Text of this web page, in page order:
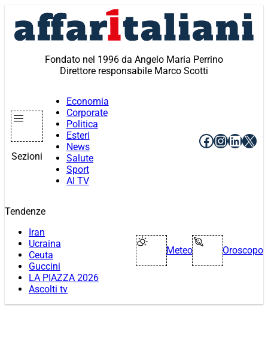
contenuto
Fondato nel 1996 da Angelo Maria Perrino
Direttore responsabile Marco Scotti
Sezioni
Economia
Corporate
Politica
Esteri
News
Salute
Sport
AI TV
Facebook
X
Tendenze
Iran
Ucraina
Ceuta
Guccini
LA PIAZZA 2026
Ascolti tv
Meteo Oroscopo